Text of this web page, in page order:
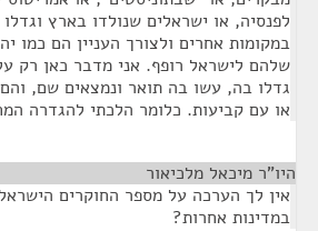
לפנסיה, או ישראלים שנולדו בארץ
במקומות אחרים ולצורך העניין הם כמו
שלהם לישראל רופף. אני מדבר כאן רק
גדלו בה, עשו בה תואר ונמצאים שם,
או עם קביעות. כלומר הלכתי להגדרה
היו"ר מיכאל מלכיאור
אין לך הערכה על מספר החוקרים
במדינות אחרות?